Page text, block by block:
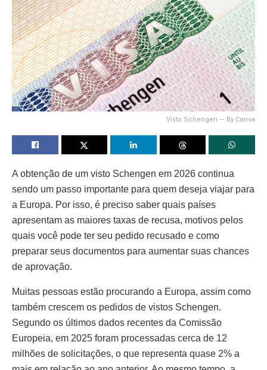
Visto Schengen — By Canva
A obtenção de um visto Schengen em 2026 continua
sendo um passo importante para quem deseja viajar para
a Europa. Por isso, é preciso saber quais países
apresentam as maiores taxas de recusa, motivos pelos
quais você pode ter seu pedido recusado e como
preparar seus documentos para aumentar suas chances
de aprovação.
Muitas pessoas estão procurando a Europa, assim como
também crescem os pedidos de vistos Schengen.
Segundo os últimos dados recentes da Comissão
Europeia, em 2025 foram processadas cerca de 12
milhões de solicitações, o que representa quase 2% a